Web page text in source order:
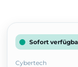
Sofort
Cybertech